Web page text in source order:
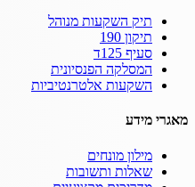
תיק השקעות מנוהל
תיקון 190
סעיף 125ד
המסלקה הפנסיונית
השקעות אלטרנטיביות
מאגרי מידע
מילון מונחים
שאלות ותשובות